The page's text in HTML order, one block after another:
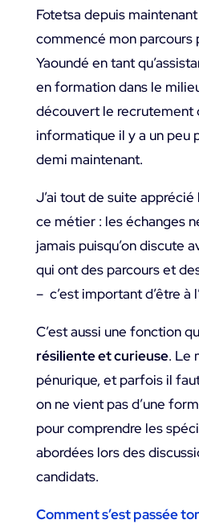
Fotetsa depuis
commencé mon parcours
Yaoundé en tant
en formation dans le
découvert le recrutement
informatique il y a un peu
demi maintenant.
J’ai tout de suite apprécié
ce métier : les échanges
jamais puisqu’on discute
qui ont des parcours et
– c’est important d’être à
C’est aussi une fonction
résiliente et curieuse. Le
pénurique, et parfois il
on ne vient pas d’une
pour comprendre les
abordées lors des
candidats.
Comment s’est passée